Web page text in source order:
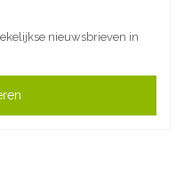
nieuwsbrieven in